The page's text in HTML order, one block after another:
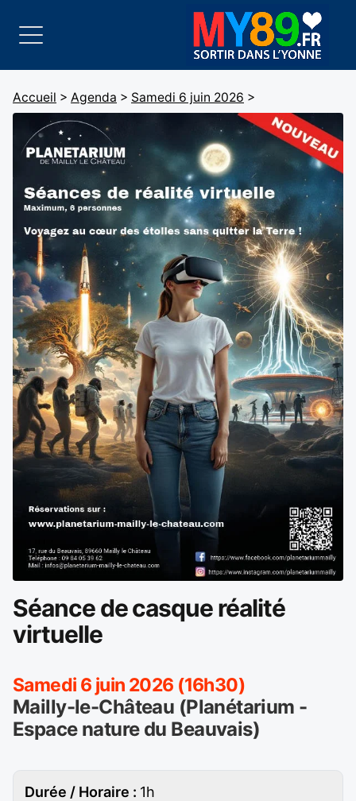
Accueil > Agenda > Samedi 6 juin 2026 >
Séance de casque réalité
virtuelle
Samedi 6 juin 2026 (16h30)
Mailly-le-Château (Planétarium -
Espace nature du Beauvais)
Durée / Horaire : 1h